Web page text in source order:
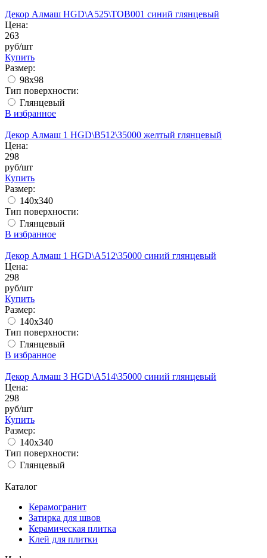
Декор Алмаш HGD\A525\TOB001 синий глянцевый
Цена:
263
руб/шт
Купить
Размер:
98x98
Тип поверхности:
Глянцевый
В избранное
Декор Алмаш 1 HGD\B512\35000 желтый глянцевый
Цена:
298
руб/шт
Купить
Размер:
140x340
Тип поверхности:
Глянцевый
В избранное
Декор Алмаш 1 HGD\A512\35000 синий глянцевый
Цена:
298
руб/шт
Купить
Размер:
140x340
Тип поверхности:
Глянцевый
В избранное
Декор Алмаш 3 HGD\A514\35000 синий глянцевый
Цена:
298
руб/шт
Купить
Размер:
140x340
Тип поверхности:
Глянцевый
Каталог
Керамогранит
Затирка для швов
Керамическая плитка
Клей для плитки